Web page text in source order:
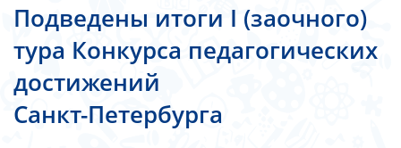
Подведены итоги I (заочного)
тура Конкурса педагогических
достижений
Санкт-Петербурга